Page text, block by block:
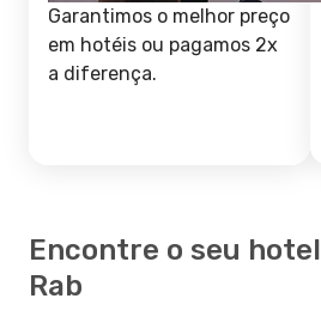
Garantimos o melhor preço
em hotéis ou pagamos 2x
a diferença.
Encontre o seu
Rab